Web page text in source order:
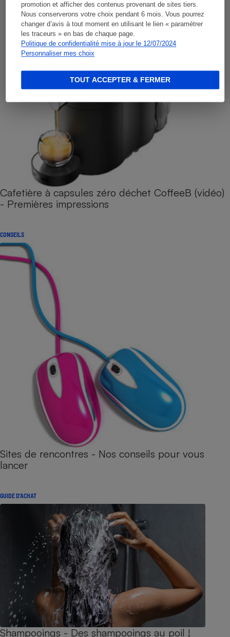
promotion et afficher des contenus provenant de sites tiers.
Nous conserverons votre choix pendant 6 mois. Vous pourrez
changer d’avis à tout moment en utilisant le lien « paramétrer
les traceurs » en bas de chaque page.
Politique de confidentialité mise à jour le 12/07/2024
Personnaliser mes choix
TOUT ACCEPTER & FERMER
Cafetière à capsules zéro déchet CoffeeB (vidéo)
- Premières impressions
CONSEILS
Sites de rencontres - Nos conseils pour vous
lancer
GUIDE D'ACHAT
Shampooings - Des shampooings au poil !